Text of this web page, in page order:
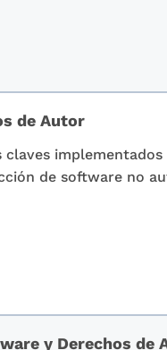
de Autor
de software no
y Derechos de